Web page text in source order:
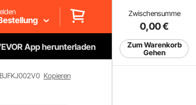
Zwischensumme
0,00€
Zum Warenkorb
Gehen
App herunterladen
Kopieren